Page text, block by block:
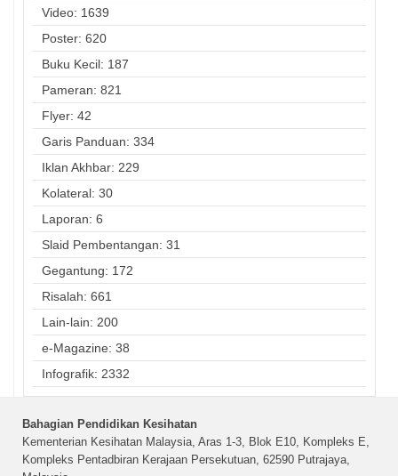
Video: 1639
Poster: 620
Buku Kecil: 187
Pameran: 821
Flyer: 42
Garis Panduan: 334
Iklan Akhbar: 229
Kolateral: 30
Laporan: 6
Slaid Pembentangan: 31
Gegantung: 172
Risalah: 661
Lain-lain: 200
e-Magazine: 38
Infografik: 2332
Bahagian Pendidikan Kesihatan
Kementerian Kesihatan Malaysia, Aras 1-3, Blok E10, Kompleks E,
Kompleks Pentadbiran Kerajaan Persekutuan, 62590 Putrajaya,